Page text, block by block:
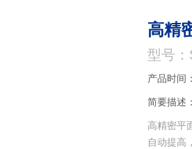
高精
型号
产品时间
简要描述：
高精密平
自动提高